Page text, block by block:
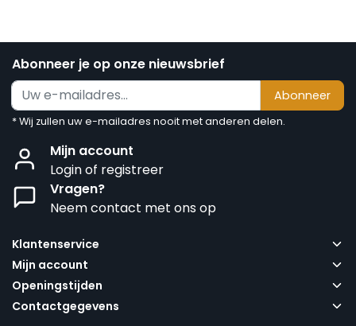
Abonneer je op onze nieuwsbrief
Abonneer
* Wij zullen uw e-mailadres nooit met anderen delen.
Mijn account
Login of registreer
Vragen?
Neem contact met ons op
Klantenservice
Mijn account
Openingstijden
Contactgegevens